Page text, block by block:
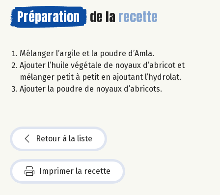
Préparation de la recette
Mélanger l’argile et la poudre d’Amla.
Ajouter l’huile végétale de noyaux d’abricot et
mélanger petit à petit en ajoutant l’hydrolat.
Ajouter la poudre de noyaux d’abricots.
Retour à la liste
Imprimer la recette